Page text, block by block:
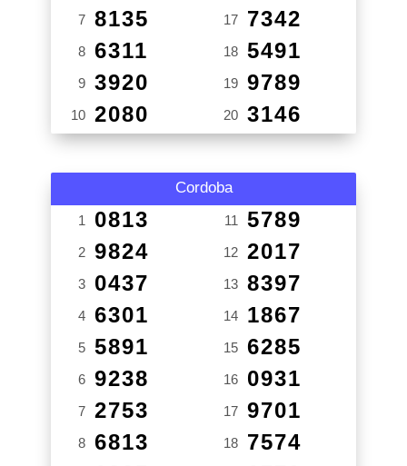
7 8135
8 6311
9 3920
10 2080
17 7342
18 5491
19 9789
20 3146
Cordoba
1 0813
2 9824
3 0437
4 6301
5 5891
6 9238
7 2753
8 6813
11 5789
12 2017
13 8397
14 1867
15 6285
16 0931
17 9701
18 7574